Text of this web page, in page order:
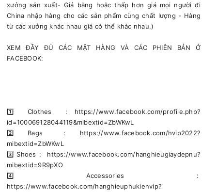
xưởng sản xuất- Giá bằng hoặc thấp hơn giá mọi người đi
China nhập hàng cho các sản phẩm cùng chất lượng - Hàng
từ các xưởng khác nhau giá có thể khác nhau.)
XEM ĐẦY ĐỦ CÁC MẶT HÀNG VÀ CÁC PHIÊN BẢN Ở
FACEBOOK:
1️⃣ Clothes : https://www.facebook.com/profile.php?
id=100069128044119&mibextid=ZbWKwL
2️⃣ Bags : https://www.facebook.com/hvip2022?
mibextid=ZbWKwL
3️⃣ Shoes : https://www.facebook.com/hanghieugiaydepnu?
mibextid=9R9pXO
4️⃣ Accessories :
https://www.facebook.com/hanghieuphukienvip?